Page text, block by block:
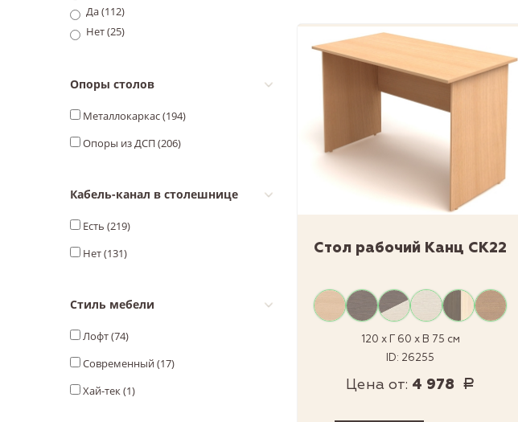
Да (112)
Нет (25)
Опоры столов
Металлокаркас (194)
Опоры из ДСП (206)
Кабель-канал в столешнице
Есть (219)
Нет (131)
Стиль мебели
Лофт (74)
Современный (17)
Хай-тек (1)
Стол рабочий Канц СК22
120 x Г 60 x В 75 см
ID: 26255
Цена от: 4 978 Р